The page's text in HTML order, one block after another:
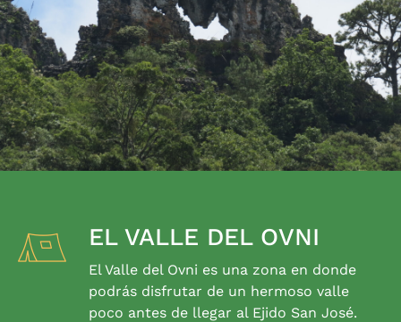
EL VALLE DEL OVNI
El Valle del Ovni es una zona en donde
podrás disfrutar de un hermoso valle
poco antes de llegar al Ejido San José.